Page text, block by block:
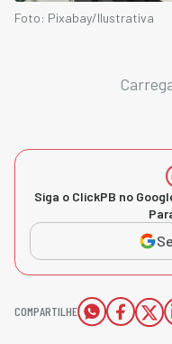
Foto: Pixabay/Ilustrativa
Siga o ClickPB no
COMPARTILHE